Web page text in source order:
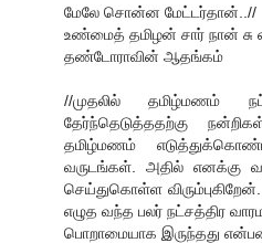
மேலே சொன்ன மேட்டர்தான்..//
உண்மைத் தமிழன் சார் நான் சு
தண்டோராவின் ஆதங்கம்
//முதலில் தமிழ்மணம்
தேர்ந்தெடுத்ததற்கு
தமிழ்மணம்
வருடங்கள். அதில் எனக்கு
செய்துகொள்ள
எழுத வந்த பலர் நட்சத்திர
பொறாமையாக இருந்தது